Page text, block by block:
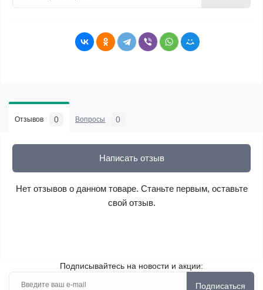
Отзывов 0 Вопросы 0
Написать отзыв
Нет отзывов о данном товаре. Станьте первым, оставьте
свой отзыв.
Подписывайтесь на новости и акции:
Подписаться